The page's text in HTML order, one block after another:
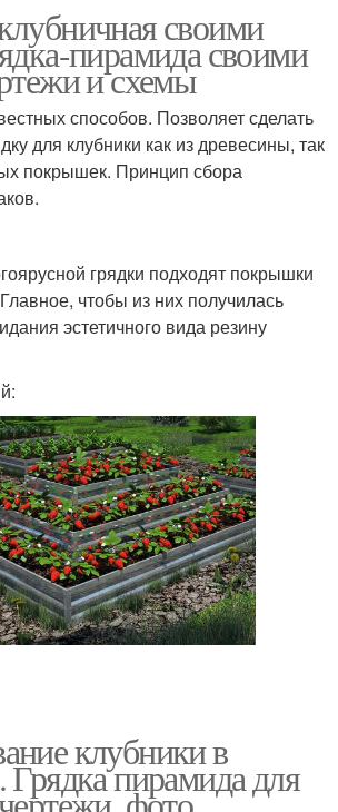
своими
пирамида своими
и схемы
способов. Позволяет сделать
для клубники как из древесины, так
покрышек. Принцип сбора
грядки подходят покрышки
чтобы из них получилась
эстетичного вида резину
клубники в
пирамида для